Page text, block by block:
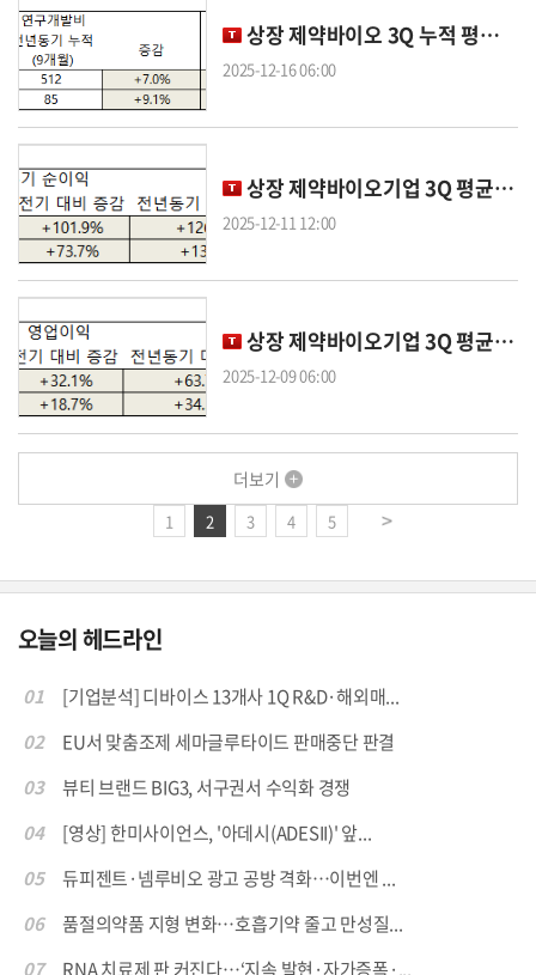
상장 제약바이오 3Q 누적 평균 R&D비...전년비 코스피 7.0%, 코스닥 9.1%↑
2025-12-16 06:00
상장 제약바이오기업 3Q 평균 순이익...전년비 코스피 126.3%, 코스닥 13.3%↑
2025-12-11 12:00
상장 제약바이오기업 3Q 평균 영업이익...전년비 코스피 63.7%, 코스닥 34.3%↑
2025-12-09 06:00
더보기
1 2 3 4 5
오늘의 헤드라인
01
[기업분석] 디바이스 13개사 1Q R&D·해외매...
02
EU서 맞춤조제 세마글루타이드 판매중단 판결
03
뷰티 브랜드 BIG3, 서구권서 수익화 경쟁
04
[영상] 한미사이언스, '아데시(ADESII)' 앞...
05
듀피젠트·넴루비오 광고 공방 격화…이번엔 ...
06
품절의약품 지형 변화…호흡기약 줄고 만성질...
07
RNA 치료제 판 커진다…‘지속 발현·자가증폭·...